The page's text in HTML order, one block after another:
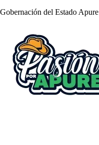
Gobernación del Estado Apure